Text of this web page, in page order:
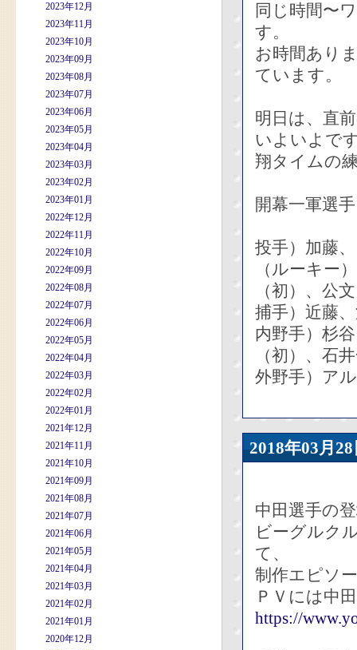
2023年12月
2023年11月
2023年10月
2023年09月
2023年08月
2023年07月
2023年06月
2023年05月
2023年04月
2023年03月
2023年02月
2023年01月
2022年12月
2022年11月
2022年10月
2022年09月
2022年08月
2022年07月
2022年06月
2022年05月
2022年04月
2022年03月
2022年02月
2022年01月
2021年12月
2021年11月
2021年10月
2021年09月
2021年08月
2021年07月
2021年06月
2021年05月
2021年04月
2021年03月
2021年02月
2021年01月
2020年12月
同じ時間〜
す。
お時間あり
ています。
明日は、直
いよいよで
翔タイムの
開幕一軍選
投手）加藤
（ルーキー
（初）、公
捕手）近藤
内野手）杉
（初）、石
外野手）ア
2018年03
中田選手の
ビーグルク
て、
制作エピソ
ＰＶには中
https://